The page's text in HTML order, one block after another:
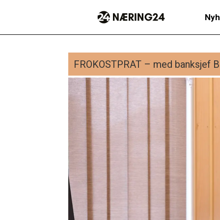
FROKOSTPRAT – med banksjef